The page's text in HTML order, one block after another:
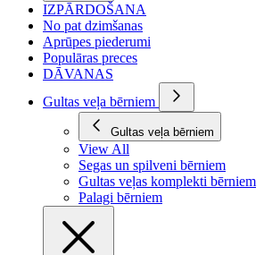
IZPĀRDOŠANA
No pat dzimšanas
Aprūpes piederumi
Populāras preces
DĀVANAS
Gultas veļa bērniem
Gultas veļa bērniem
View All
Segas un spilveni bērniem
Gultas veļas komplekti bērniem
Palagi bērniem